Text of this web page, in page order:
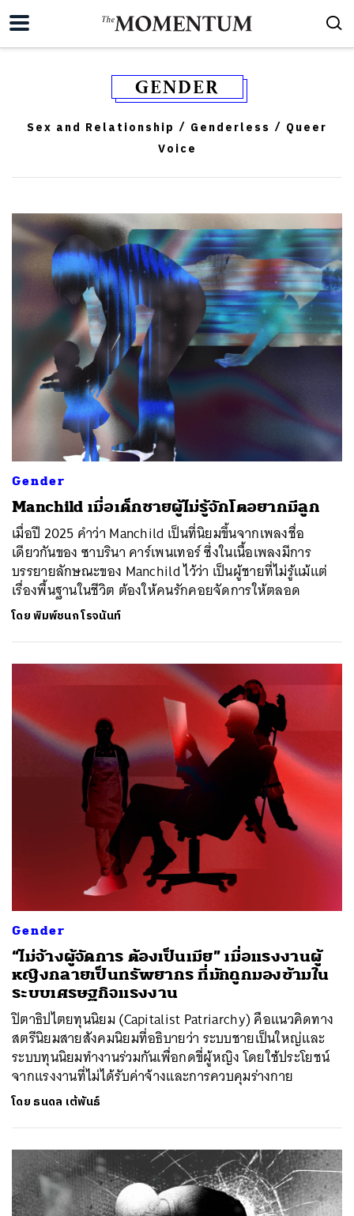
GENDER
Sex and Relationship / Genderless /
Queer
Voice
Gender
Manchild เมื่อเด็กชายผู้ไม่รู้จักโตอยากมีลูก
เมื่อปี 2025 คำว่า Manchild เป็นที่นิยมขึ้นจากเพลงชื่อ
เดียวกันของ ซาบรินา คาร์เพนเทอร์ ซึ่งในเนื้อเพลงมีการ
บรรยายลักษณะของ Manchild ไว้ว่า เป็นผู้ชายที่ไม่รู้แม้แต่
เรื่องพื้นฐานในชีวิต ต้องให้คนรักคอยจัดการให้ตลอด
โดยพิมพ์ชนก โรจนันท์
Gender
“ไม่จ้างผู้จัดการ ต้องเป็นเมีย” เมื่อแรงงานผู้
หญิงกลายเป็นทรัพยากร ที่มักถูกมองข้ามใน
ระบบเศรษฐกิจแรงงาน
ปิตาธิปไตยทุนนิยม (Capitalist Patriarchy) คือแนวคิดทาง
สตรีนิยมสายสังคมนิยมที่อธิบายว่า ระบบชายเป็นใหญ่และ
ระบบทุนนิยมทำงานร่วมกันเพื่อกดขี่ผู้หญิง โดยใช้ประโยชน์
จากแรงงานที่ไม่ได้รับค่าจ้างและการควบคุมร่างกาย
โดย ธนดล เต้พันธ์